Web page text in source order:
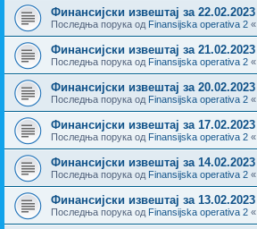
Финансијски извештај за 22.02.2023
Последња порука од Finansijska operativa 2 «
Финансијски извештај за 21.02.2023
Последња порука од Finansijska operativa 2 «
Финансијски извештај за 20.02.2023
Последња порука од Finansijska operativa 2 «
Финансијски извештај за 17.02.2023
Последња порука од Finansijska operativa 2 «
Финансијски извештај за 14.02.2023
Последња порука од Finansijska operativa 2 «
Финансијски извештај за 13.02.2023
Последња порука од Finansijska operativa 2 «